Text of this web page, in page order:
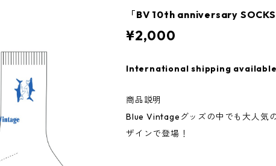
「BV 10th anniversary SOCKS
¥2,000
International shipping available
商品説明
Blue Vintageグッズの中でも大人気
ザインで登場！